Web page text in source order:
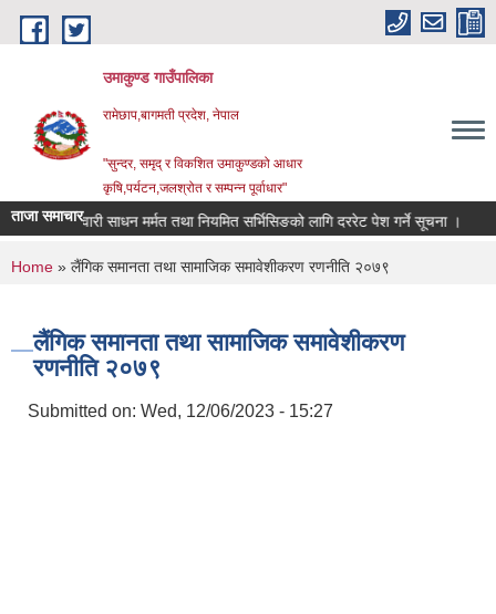
Skip to main content
उमाकुण्ड गाउँपालिका
रामेछाप,बागमती प्रदेश, नेपाल
"सुन्दर, समृद् र विकशित उमाकुण्डको आधार
कृषि,पर्यटन,जलश्रोत र सम्पन्न पूर्वाधार"
ताजा समाचार
सवारी साधन मर्मत तथा नियमित सर्भिसिङको लागि दररेट पेश गर्ने सूचना ।
You are here
Home » लैंगिक समानता तथा सामाजिक समावेशीकरण रणनीति २०७९
लैंगिक समानता तथा सामाजिक समावेशीकरण
रणनीति २०७९
Submitted on: Wed, 12/06/2023 - 15:27